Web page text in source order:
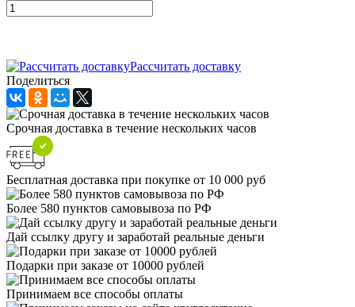
Рассчитать доставку
Поделиться
Cрочная доставка в течение нескольких часов
Бесплатная доставка при покупке от 10 000 руб
Более 580 пунктов самовывоза по РФ
Дай ссылку другу и заработай реальные деньги
Подарки при заказе от 10000 рублей
Принимаем все способы оплаты